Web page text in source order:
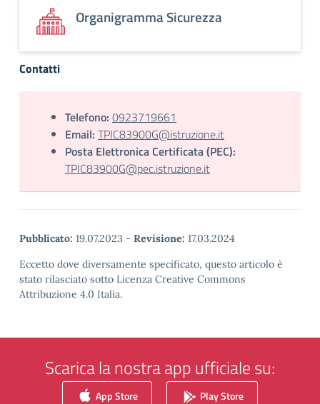
Organigramma Sicurezza
Contatti
Telefono: 0923719661
Email: TPIC83900G@istruzione.it
Posta Elettronica Certificata (PEC):
TPIC83900G@pec.istruzione.it
Pubblicato: 19.07.2023 - Revisione: 17.03.2024
Eccetto dove diversamente specificato, questo articolo è
stato rilasciato sotto Licenza Creative Commons
Attribuzione 4.0 Italia.
Scarica la nostra app ufficiale su:
App Store Play Store